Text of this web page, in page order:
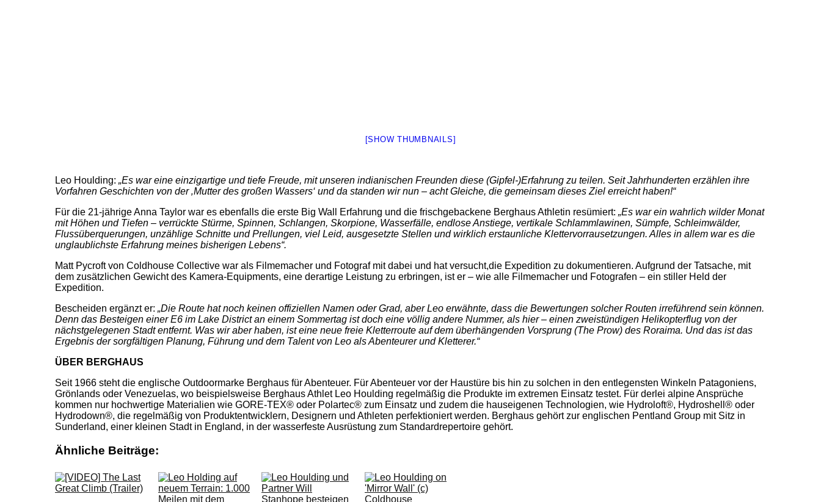
[SHOW THUMBNAILS]
Leo Houlding: „Es war eine einzigartige und tiefe Freude, mit unseren indianischen Freunden diese (Gipfel-)Erfahrung zu teilen. Seit Jahrhunderten erzählen ihre
Vorfahren Geschichten von der ‚Mutter des großen Wassers‘ und da standen wir nun – acht Gleiche, die gemeinsam dieses Ziel erreicht haben!“
Für die 21-jährige Anna Taylor war es ebenfalls die erste Big Wall Erfahrung und die frischgebackene Berghaus Athletin resümiert: „Es war ein wahrlich wilder Monat
mit Höhen und Tiefen – verrückte Stürme, Spinnen, Schlangen, Skorpione, Wasserfälle, endlose Anstiege, vertikale Schlammlawinen, Sümpfe, Schleimwälder,
Flussüberquerungen, unzählige Schnitte und Prellungen, viel Leid, ausgesetzte Stellen und wirklich erstaunliche Klettervorrausetzungen. Alles in allem war es die
unglaublichste Erfahrung meines bisherigen Lebens“.
Matt Pycroft von Coldhouse Collective war als Filmemacher und Fotograf mit dabei und hat versucht,die Expedition zu dokumentieren. Aufgrund der Tatsache, mit
dem zusätzlichen Gewicht des Kamera-Equipments, eine derartige Leistung zu erbringen, ist er – wie alle Filmemacher und Fotografen – ein stiller Held der
Expedition.
Bescheiden ergänzt er: „Die Route hat noch keinen offiziellen Namen oder Grad, aber Leo erwähnte, dass die Bewertungen solcher Routen irreführend sein können.
Denn das Besteigen einer E6 im Lake District an einem Sommertag ist doch eine völlig andere Nummer, als hier – einen zweistündigen Helikopterflug von der
nächstgelegenen Stadt entfernt. Was wir aber haben, ist eine neue freie Kletterroute auf dem überhängenden Vorsprung (The Prow) des Roraima. Und das ist das
Ergebnis der sorgfältigen Planung, Führung und dem Talent von Leo als Abenteurer und Kletterer.“
ÜBER BERGHAUS
Seit 1966 steht die englische Outdoormarke Berghaus für Abenteuer. Für Abenteuer vor der Haustüre bis hin zu solchen in den entlegensten Winkeln Patagoniens,
Grönlands oder Venezuelas, wo beispielsweise Berghaus Athlet Leo Houlding regelmäßig die Produkte im extremen Einsatz testet. Für derlei alpine Ansprüche
kommen nur hochwertige Materialien wie GORE-TEX® oder Polartec® zum Einsatz und zudem die hauseigenen Technologien, wie Hydroloft®, Hydroshell® oder
Hydrodown®, die regelmäßig von Produktentwicklern, Designern und Athleten perfektioniert werden. Berghaus gehört zur englischen Pentland Group mit Sitz in
Sunderland, einer kleinen Stadt in England, in der wasserfeste Ausrüstung zum Standardrepertoire gehört.
Ähnliche Beiträge: